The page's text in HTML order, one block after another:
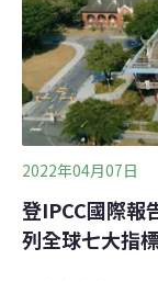
2022年04月07日
登IPCC國際報
列全球七大指